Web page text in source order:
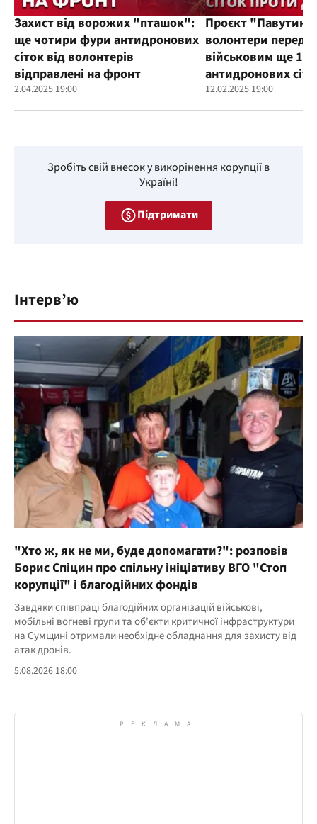
Захист від ворожих "пташок":
ще чотири фури антидронових
сіток від волонтерів
відправлені на фронт
2.04.2025 19:00
Проєкт
волонтери
військовим ще
антидронових
12.02.2025 19:00
Зробіть свій внесок у викорінення корупції в
Україні!
Підтримати
Інтерв’ю
"Хто ж, як не ми, буде допомагати?": розповів
Борис Спіцин про спільну ініціативу ВГО "Стоп
корупції" і благодійних фондів
Завдяки співпраці благодійних організацій військові,
мобільні вогневі групи та об'єкти критичної інфраструктури
на Сумщині отримали необхідне обладнання для захисту від
атак дронів.
5.08.2026 18:00